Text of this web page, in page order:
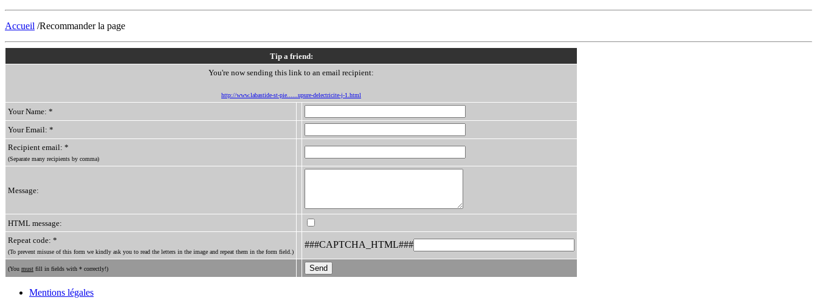
Accueil /Recommander la page
Tip a friend:
You're now sending this link to an email recipient:
http://www.labastide-st-pie......upure-delectricite-j-1.html
Your Name: *
Your Email: *
Recipient email: *
(Separate many recipients by comma)
Message:
HTML message:
Repeat code: *
(To prevent misuse of this form we kindly ask you to read the letters in the image and repeat them in the form field.)
###CAPTCHA_HTML###
(You must fill in fields with * correctly!)
Mentions légales